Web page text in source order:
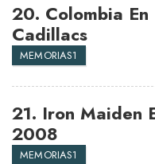
20. Colombia
Cadillacs
MEMORIAS1
21. Iron Maiden
2008
MEMORIAS1